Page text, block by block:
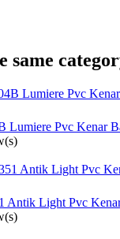
same
Lumiere Pvc Kenar
Antik Light Pvc